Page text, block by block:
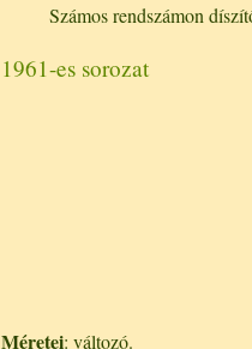
Számos rendszámon
1961-es sorozat
Méretei: változó.